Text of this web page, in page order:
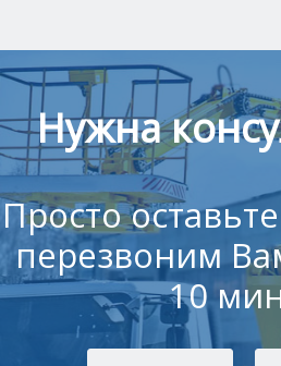
Нужна
Просто
перезвоним
10